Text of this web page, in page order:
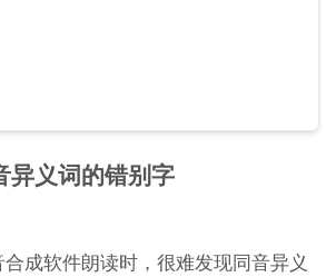
异义词的错别字
成软件朗读时，很难发现同音异义